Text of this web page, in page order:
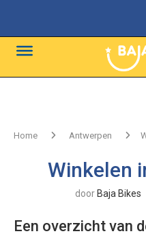
Home Antwerpen
Winkelen
door Baja Bikes
Een overzicht van